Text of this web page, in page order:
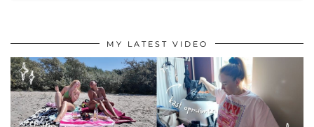
MY LATEST VIDEO